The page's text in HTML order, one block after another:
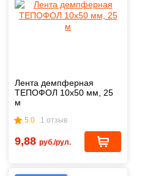
Лента демпферная
ТЕПОФОЛ 10х50 мм, 25
м
5.0 1 отзыв
9,88 руб./рул.